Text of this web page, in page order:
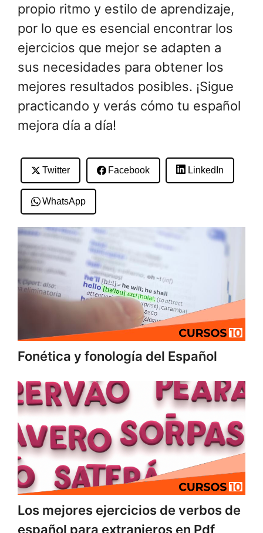
propio ritmo y estilo de aprendizaje,
por lo que es esencial encontrar los
ejercicios que mejor se adapten a
sus necesidades para obtener los
mejores resultados posibles. ¡Sigue
practicando y verás cómo tu español
mejora día a día!
Twitter Facebook LinkedIn
WhatsApp
Fonética y fonología del Español
Los mejores ejercicios de verbos de
español para extranjeros en Pdf